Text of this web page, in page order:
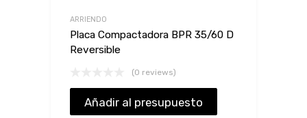
ARRIENDO
Placa Compactadora BPR 35/60 D
Reversible
(0 reviews)
Añadir al presupuesto